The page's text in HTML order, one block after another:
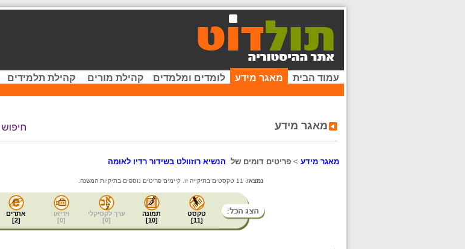
עמוד הבית מאגר מידע לומדים ומלמדים קהילת מורים קהילת תלמידים
מאגר מידע
מאגר מידע > פריטים דומים של הנשיא רוזוולט בשידור רדיו לאומה
נמצאו:
טקסט
[
11
]
תמונה
[
10
]
ערך לקסיקלי
[
0
]
וידיאו
[
0
]
אתרים
[
2
]